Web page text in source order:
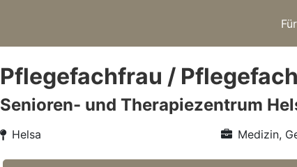
Pflegefachfrau /
Senioren- und Therapiezentrum
Helsa Medizin,